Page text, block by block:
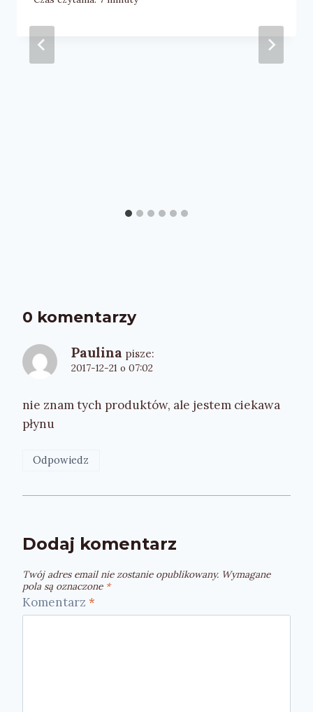
0 komentarzy
Paulina pisze:
2017-12-21 o 07:02
nie znam tych produktów, ale jestem ciekawa
płynu
Odpowiedz
Dodaj komentarz
Twój adres email nie zostanie opublikowany. Wymagane
pola są oznaczone *
Komentarz *